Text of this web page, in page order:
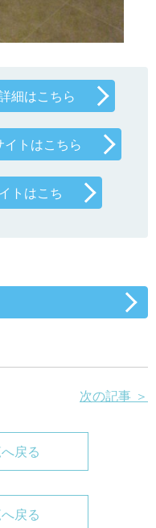
細はこちら
トはこちら
トはこち
次の記事 ＞
戻る
戻る